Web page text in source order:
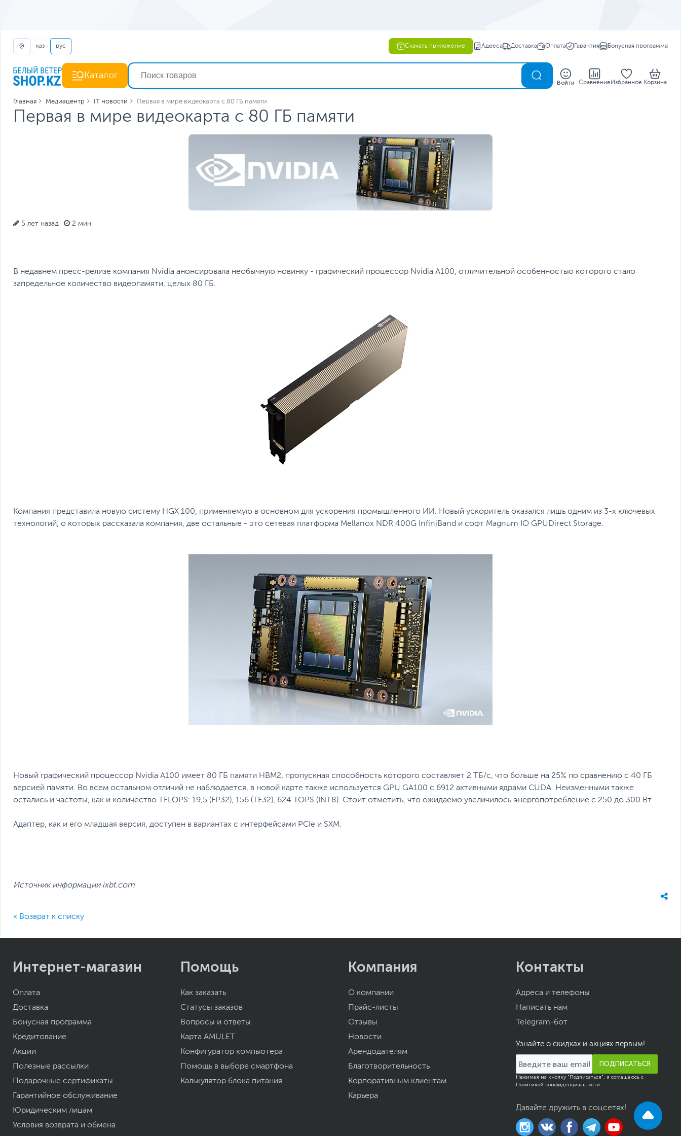
қаз рус Скачать приложение Адреса Доставка Оплата Гарантия Бонусная программа
Каталог
Войти Сравнение Избранное Корзина
Главная Медиацентр IT новости Первая в мире видеокарта с 80 ГБ памяти
Первая в мире видеокарта с 80 ГБ памяти
5 лет назад 2 мин
В недавнем пресс-релизе компания Nvidiа анонсировала необычную новинку - графический процессор Nvidiа А100, отличительной особенностью которого стало
запредельное количество видеопамяти, целых 80 ГБ.
Компания представила новую систему НGХ 100, применяемую в основном для ускорения промышленного ИИ. Новый ускоритель оказался лишь одним из 3-х ключевых
технологий, о которых рассказала компания, две остальные - это сетевая платформа Меllаnох NDR 400G InfiniВаnd и софт Маgnum IО GРUDirесt Stоrаgе.
Новый графический процессор Nvidiа А100 имеет 80 ГБ памяти НВМ2, пропускная способность которого составляет 2 ТБ/с, что больше на 25% по сравнению с 40 ГБ
версией памяти. Во всем остальном отличий не наблюдается, в новой карте также используется GРU GА100 с 6912 активными ядрами СUDА. Неизменными также
остались и частоты, как и количество ТFLОРS: 19,5 (FP32), 156 (TF32), 624 ТОРS (INТ8). Стоит отметить, что ожидаемо увеличилось энергопотребление с 250 до 300 Вт.
Адаптер, как и его младшая версия, доступен в вариантах с интерфейсами PCIe и SXM.
Источник информации ixbt.com
« Возврат к списку
Интернет-магазин
Оплата
Доставка
Бонусная программа
Кредитование
Акции
Полезные рассылки
Подарочные сертификаты
Гарантийное обслуживание
Юридическим лицам
Условия возврата и обмена
Помощь
Как заказать
Статусы заказов
Вопросы и ответы
Карта AMULET
Конфигуратор компьютера
Помощь в выборе смартфона
Калькулятор блока питания
Компания
О компании
Прайс-листы
Отзывы
Новости
Арендодателям
Благотворительность
Корпоративным клиентам
Карьера
Контакты
Адреса и телефоны
Написать нам
Telegram-бот
Узнайте о скидках и акциях первым!
ПОДПИСАТЬСЯ
Нажимая на кнопку "Подписаться", я соглашаюсь с
Политикой конфиденциальности
Давайте дружить в соцсетях!